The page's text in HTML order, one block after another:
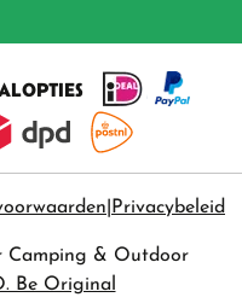
Privacybeleid
Camping & Outdoor
Be Original